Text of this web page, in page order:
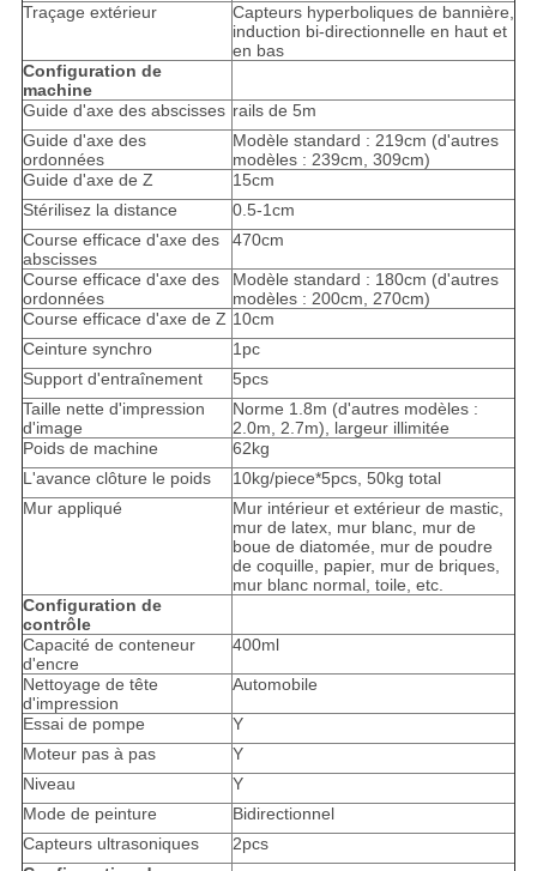
Traçage extérieur
Capteurs hyperboliques de bannière,
induction bi-directionnelle en haut et
en bas
Configuration de
machine
Guide d'axe des abscisses rails de 5m
Guide d'axe des
ordonnées
Modèle standard : 219cm (d'autres
modèles : 239cm, 309cm)
Guide d'axe de Z
15cm
Stérilisez la distance
0.5-1cm
Course efficace d'axe des
abscisses
470cm
Course efficace d'axe des
ordonnées
Modèle standard : 180cm (d'autres
modèles : 200cm, 270cm)
Course efficace d'axe de Z 10cm
Ceinture synchro
1pc
Support d'entraînement
5pcs
Taille nette d'impression
d'image
Norme 1.8m (d'autres modèles :
2.0m, 2.7m), largeur illimitée
Poids de machine
62kg
L'avance clôture le poids
10kg/piece*5pcs, 50kg total
Mur appliqué
Mur intérieur et extérieur de mastic,
mur de latex, mur blanc, mur de
boue de diatomée, mur de poudre
de coquille, papier, mur de briques,
mur blanc normal, toile, etc.
Configuration de
contrôle
Capacité de conteneur
d'encre
400ml
Nettoyage de tête
d'impression
Automobile
Essai de pompe
Y
Moteur pas à pas
Y
Niveau
Y
Mode de peinture
Bidirectionnel
Capteurs ultrasoniques
2pcs